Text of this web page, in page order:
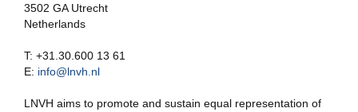
3502 GA Utrecht
Netherlands
T: +31.30.600 13 61
E: info@lnvh.nl
LNVH aims to promote and sustain equal representation of